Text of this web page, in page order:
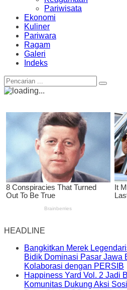
Pariwisata
Ekonomi
Kuliner
Pariwara
Ragam
Galeri
Indeks
HEADLINE
Bangkitkan Merek
Bidik Dominasi Pasar Jawa
Kolaborasi dengan PERSIB
Happiness Yard Vol. 2 Jadi
Komunitas Dukung Aksi